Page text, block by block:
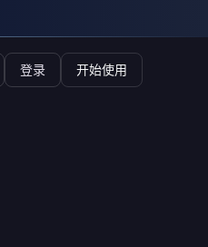
登录 开始使用